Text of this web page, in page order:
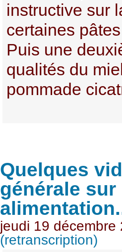
instructive sur
certaines
Puis une
qualités du
pommade
Quelques
générale sur
jeudi 19 décembre
(retranscription)